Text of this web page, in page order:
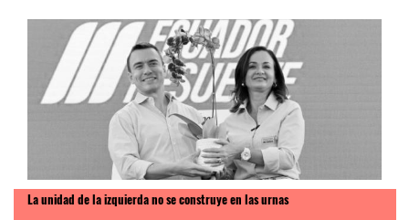
La unidad de la izquierda no se construye en las urnas